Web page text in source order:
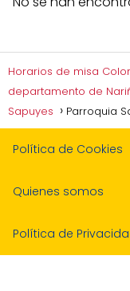
Horarios de misa
departamento de
Sapuyes
Parroquia
Política de Cookies
Quienes somos
Política de